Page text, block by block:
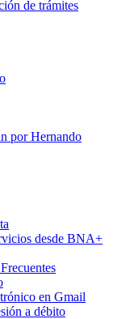
de trámites
por Hernando
desde BNA+
en Gmail
a débito